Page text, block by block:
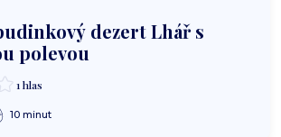
dezert Lhář s
polevou
1 hlas
10 minut